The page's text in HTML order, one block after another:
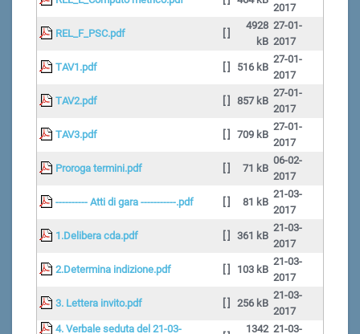
2017
REL_F_PSC.pdf
4928
kB
27-01-
2017
TAV1.pdf 516 kB
27-01-
2017
TAV2.pdf 857 kB
27-01-
2017
TAV3.pdf 709 kB
27-01-
2017
Proroga termini.pdf 71 kB
06-02-
2017
---------- Atti di gara -----------.pdf 81 kB
21-03-
2017
1.Delibera cda.pdf 361 kB
21-03-
2017
2.Determina indizione.pdf 103 kB
21-03-
2017
3. Lettera invito.pdf 256 kB
21-03-
2017
4. Verbale seduta del 21-03-
1342 21-03-